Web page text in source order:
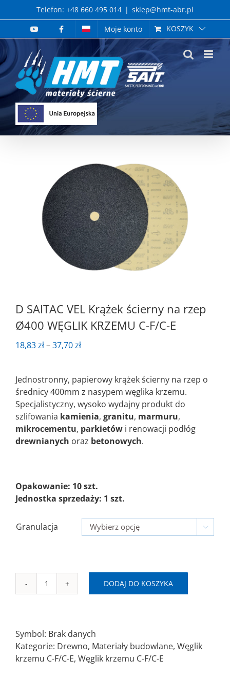
to
Telefon: +48 660 495 014 | sklep@hmt-abr.pl
Moje konto
KOSZYK
D SAITAC VEL Krążek ścierny na rzep
Ø400 WĘGLIK KRZEMU C-F/C-E
18,83zł–37,70złZakres
18,83 zł
do
37,70 zł
Jednostronny, papierowy krążek ścierny na rzep o
średnicy 400mm z nasypem węglika krzemu.
Specjalistyczny, wysoko wydajny produkt do
szlifowania kamienia, granitu, marmuru,
mikrocementu, parkietów i renowacji podłóg
drewnianych oraz betonowych.
Opakowanie: 10 szt.
Jednostka sprzedaży: 1 szt.
Granulacja 
ilość
Krążek
ścierny
na
DODAJ DO KOSZYKA
Symbol: Brak danych
Kategorie: Drewno, Materiały budowlane, Węglik
krzemu C-F/C-E, Węglik krzemu C-F/C-E